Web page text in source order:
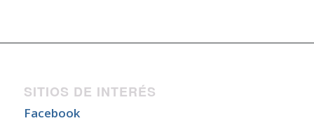
SITIOS DE INTERÉS
Facebook